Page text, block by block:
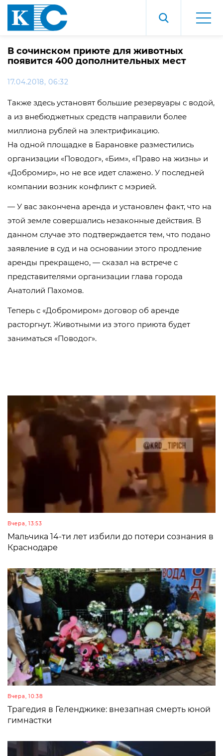
В сочинском приюте для животных
появится 400 дополнительных мест
17.04.2018, 06:32
Также здесь установят большие резервуары с водой,
а из внебюджетных средств направили более
миллиона рублей на электрификацию.
На одной площадке в Барановке разместились
организации «Поводог», «Бим», «Право на жизнь» и
«Добромир», но не все идет слажено. У последней
компании возник конфликт с мэрией.
— У вас закончена аренда и установлен факт, что на
этой земле совершались незаконные действия. В
данном случае это подтверждается тем, что подано
заявление в суд и на основании этого продление
аренды прекращено, — сказал на встрече с
представителями организации глава города
Анатолий Пахомов.
Теперь с «Добромиром» договор об аренде
расторгнут. Животными из этого приюта будет
заниматься «Поводог».
Вчера, 13:53
Мальчика 14-ти лет избили до потери сознания в
Краснодаре
Вчера, 10:38
Трагедия в Геленджике: внезапная смерть юной
гимнастки